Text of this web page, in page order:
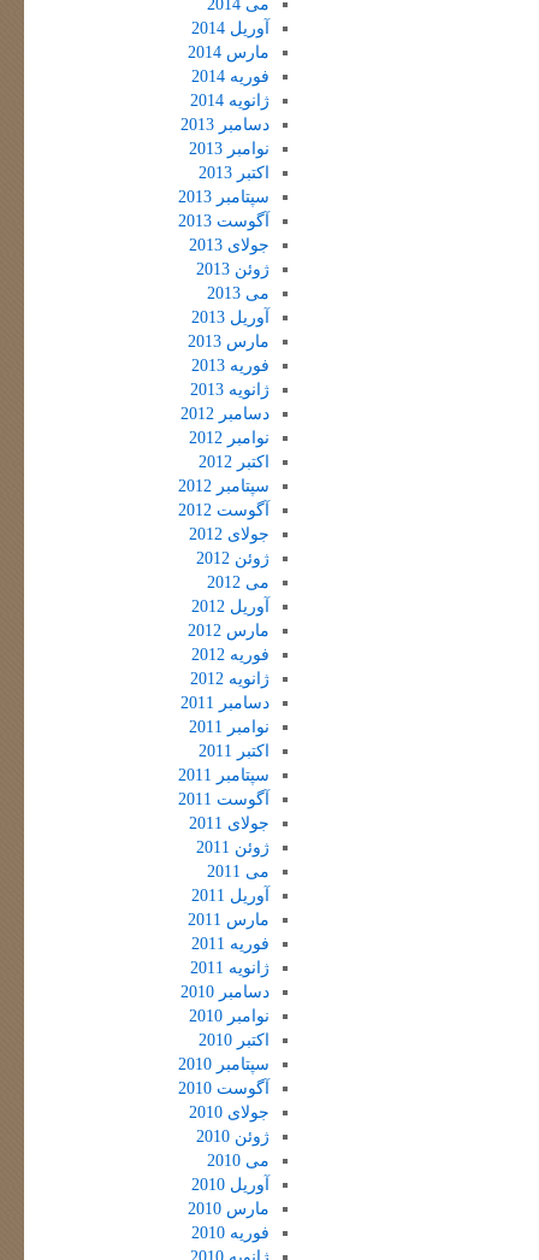
آوریل 2014
مارس 2014
فوریه 2014
ژانویه 2014
دسامبر 2013
نوامبر 2013
اکتبر 2013
سپتامبر 2013
آگوست 2013
جولای 2013
ژوئن 2013
می 2013
آوریل 2013
مارس 2013
فوریه 2013
ژانویه 2013
دسامبر 2012
نوامبر 2012
اکتبر 2012
سپتامبر 2012
آگوست 2012
جولای 2012
ژوئن 2012
می 2012
آوریل 2012
مارس 2012
فوریه 2012
ژانویه 2012
دسامبر 2011
نوامبر 2011
اکتبر 2011
سپتامبر 2011
آگوست 2011
جولای 2011
ژوئن 2011
می 2011
آوریل 2011
مارس 2011
فوریه 2011
ژانویه 2011
دسامبر 2010
نوامبر 2010
اکتبر 2010
سپتامبر 2010
آگوست 2010
جولای 2010
ژوئن 2010
می 2010
آوریل 2010
مارس 2010
فوریه 2010